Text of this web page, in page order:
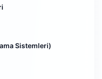
Sistemleri)